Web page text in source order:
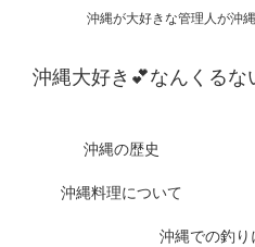
沖縄が大好きな管理人が沖
沖縄大好き💕なんくる
沖縄の歴史
沖縄料理について
沖縄での釣り